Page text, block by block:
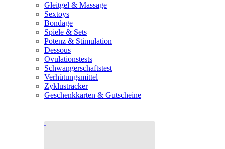
Gleitgel & Massage
Sextoys
Bondage
Spiele & Sets
Potenz & Stimulation
Dessous
Ovulationstests
Schwangerschaftstest
Verhütungsmittel
Zyklustracker
Geschenkkarten & Gutscheine